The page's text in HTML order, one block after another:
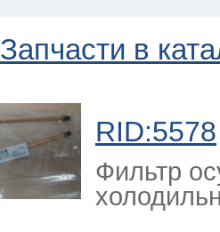
Запчасти в
RID:5578
Фильтр